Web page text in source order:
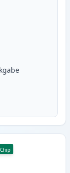
046H XL toner